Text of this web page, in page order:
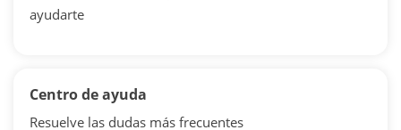
ayudarte
Centro de ayuda
Resuelve las dudas más frecuentes